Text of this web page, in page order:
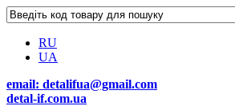
RU
UA
email: detalifua@gmail.com
detal-if.com.ua